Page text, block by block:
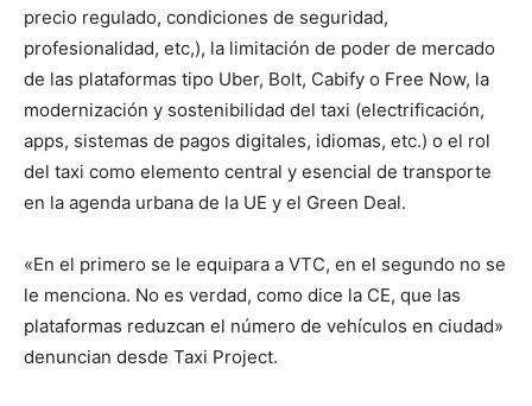
precio regulado, condiciones de seguridad,
profesionalidad, etc,), la limitación de poder de mercado
de las plataformas tipo Uber, Bolt, Cabify o Free Now, la
modernización y sostenibilidad del taxi (electrificación,
apps, sistemas de pagos digitales, idiomas, etc.) o el rol
del taxi como elemento central y esencial de transporte
en la agenda urbana de la UE y el Green Deal.
«En el primero se le equipara a VTC, en el segundo no se
le menciona. No es verdad, como dice la CE, que las
plataformas reduzcan el número de vehículos en ciudad»
denuncian desde Taxi Project.